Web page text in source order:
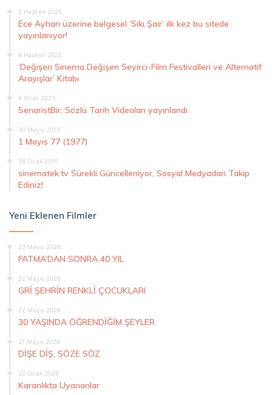
5 Haziran 2025
Ece Ayhan üzerine belgesel ‘Sıkı Şair’ ilk kez bu sitede
yayınlanıyor!
4 Haziran 2025
‘Değişen Sinema Değişen Seyirci-Film Festivalleri ve Alternatif
Arayışlar’ Kitabı
6 Ocak 2023
SenaristBir: Sözlü Tarih Videoları yayınlandı
30 Mayıs 2015
1 Mayıs 77 (1977)
26 Ocak 2015
sinematek.tv Sürekli Güncelleniyor, Sosyal Medyadan Takip
Ediniz!
Yeni Eklenen Filmler
23 Mayıs 2026
FATMA’DAN SONRA 40 YIL
22 Mayıs 2026
GRİ ŞEHRİN RENKLİ ÇOCUKLARI
22 Mayıs 2026
30 YAŞINDA ÖĞRENDİĞİM ŞEYLER
21 Mayıs 2026
DİŞE DİŞ, SÖZE SÖZ
20 Ocak 2026
Karanlıkta Uyananlar